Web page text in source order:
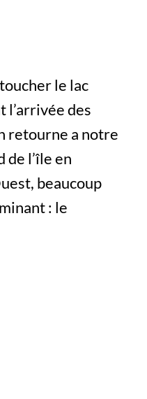
le lac
l’arrivée des
retourne a notre
de l’île en
beaucoup
: le